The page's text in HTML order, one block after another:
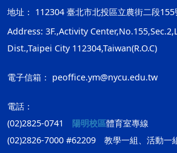
地址： 112304 臺北市北投區立農街二段
Address: 3F.,Activity
Dist.,Taipei City 112304,Taiwan(R.O.C)
電子信箱： peoffice.ym@nycu.edu.tw
電話：
(02)2825-0741 陽明校區體育室專線
(02)2826-7000 #62209 教學一組、活動一